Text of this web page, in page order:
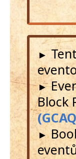
►
►
Block
►